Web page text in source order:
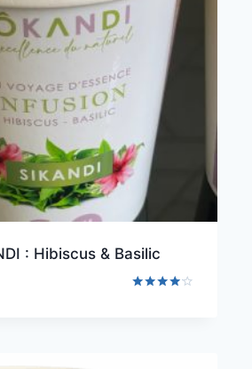
: Hibiscus & Basilic